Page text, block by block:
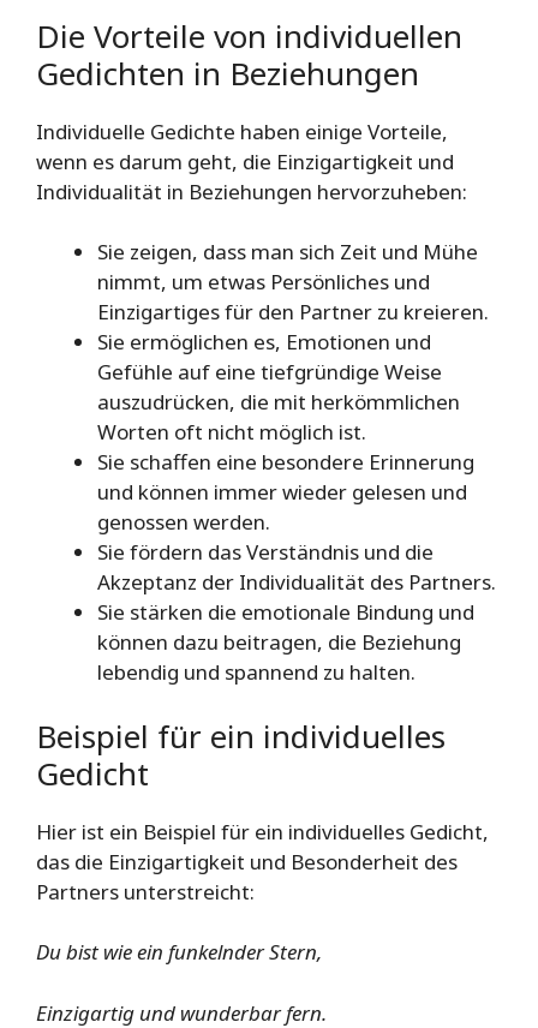
Die Vorteile von individuellen
Gedichten in Beziehungen
Individuelle Gedichte haben einige Vorteile,
wenn es darum geht, die Einzigartigkeit und
Individualität in Beziehungen hervorzuheben:
Sie zeigen, dass man sich Zeit und Mühe
nimmt, um etwas Persönliches und
Einzigartiges für den Partner zu kreieren.
Sie ermöglichen es, Emotionen und
Gefühle auf eine tiefgründige Weise
auszudrücken, die mit herkömmlichen
Worten oft nicht möglich ist.
Sie schaffen eine besondere Erinnerung
und können immer wieder gelesen und
genossen werden.
Sie fördern das Verständnis und die
Akzeptanz der Individualität des Partners.
Sie stärken die emotionale Bindung und
können dazu beitragen, die Beziehung
lebendig und spannend zu halten.
Beispiel für ein individuelles
Gedicht
Hier ist ein Beispiel für ein individuelles Gedicht,
das die Einzigartigkeit und Besonderheit des
Partners unterstreicht:
Du bist wie ein funkelnder Stern,
Einzigartig und wunderbar fern.